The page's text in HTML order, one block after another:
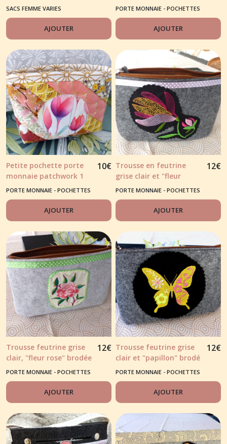
SACS FEMME VARIES
AJOUTER
PORTE MONNAIE - POCHETTES
BRODÉES
AJOUTER
Petite pochette porte
monnaie patchwork 1
10€
PORTE MONNAIE - POCHETTES
BRODÉES
AJOUTER
Trousse en feutrine
grise clair et "fleur
imaginaire" brodée
12€
PORTE MONNAIE - POCHETTES
BRODÉES
AJOUTER
Trousse feutrine grise
clair, "fleur rose" brodée
12€
PORTE MONNAIE - POCHETTES
BRODÉES
AJOUTER
Trousse feutrine grise
clair et "papillon" brodé
12€
PORTE MONNAIE - POCHETTES
BRODÉES
AJOUTER